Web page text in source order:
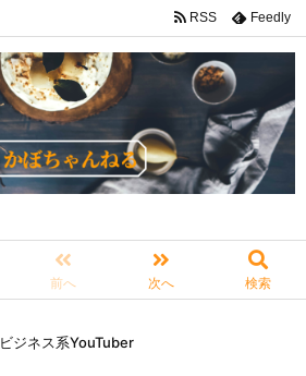
前へ 次へ 検索
RSS Feedly
ビジネス系YouTuber